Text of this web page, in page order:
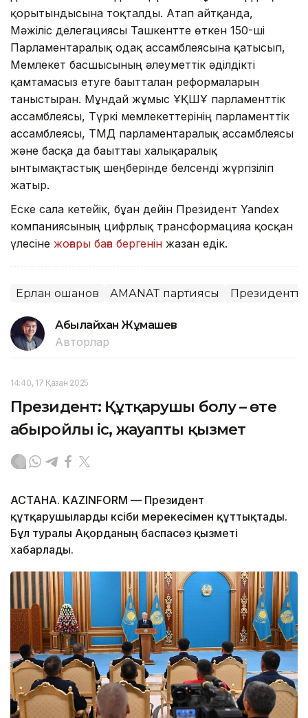
қорытындысына тоқталды. Атап айтқанда,
Мәжіліс делегациясы Ташкентте өткен 150-ші
Парламентаралық одақ ассамблеясына қатысып,
Мемлекет басшысының әлеуметтік әділдікті
қамтамасыз етуге бағытталған реформаларын
таныстырған. Мұндай жұмыс ҰҚШҰ парламенттік
ассамблеясы, Түркі мемлекеттерінің парламенттік
ассамблеясы, ТМД парламентаралық ассамблеясы
және басқа да бағыттағы халықаралық
ынтымақтастық шеңберінде белсенді жүргізіліп
жатыр.
Еске сала кетейік, бұған дейін Президент Yandex
компаниясының цифрлық трансформацияға қосқан
үлесіне жоғары баға бергенін жазған едік.
Ерлан Қошанов АМАNAT партиясы
Абылайхан Жұмашев
Авторлар
14:40, 17 Қазан 2025
Президент: Құтқарушы болу – өте
абыройлы іс, жауапты қызмет
АСТАНА. KAZINFORM — Президент
құтқарушыларды кәсіби мерекесімен құттықтады.
Бұл туралы Ақорданың баспасөз қызметі
хабарлады.